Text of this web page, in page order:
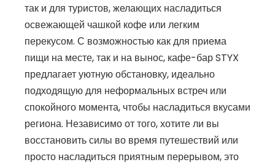
так и для туристов, желающих насладиться
освежающей чашкой кофе или легким
перекусом. С возможностью как для приема
пищи на месте, так и на вынос, кафе-бар STYX
предлагает уютную обстановку, идеально
подходящую для неформальных встреч или
спокойного момента, чтобы насладиться вкусами
региона. Независимо от того, хотите ли вы
восстановить силы во время путешествий или
просто насладиться приятным перерывом, это